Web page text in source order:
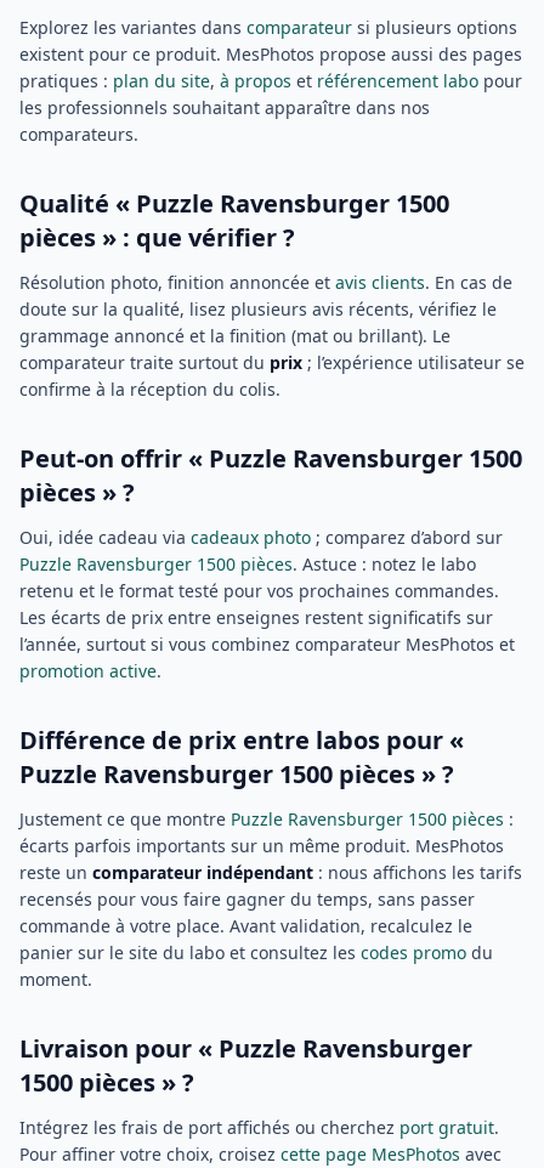
Explorez les variantes dans comparateur si plusieurs options
existent pour ce produit. MesPhotos propose aussi des pages
pratiques : plan du site, à propos et référencement labo pour
les professionnels souhaitant apparaître dans nos
comparateurs.
Qualité « Puzzle Ravensburger 1500
pièces » : que vérifier ?
Résolution photo, finition annoncée et avis clients. En cas de
doute sur la qualité, lisez plusieurs avis récents, vérifiez le
grammage annoncé et la finition (mat ou brillant). Le
comparateur traite surtout du prix ; l’expérience utilisateur se
confirme à la réception du colis.
Peut-on offrir « Puzzle Ravensburger 1500
pièces » ?
Oui, idée cadeau via cadeaux photo ; comparez d’abord sur
Puzzle Ravensburger 1500 pièces. Astuce : notez le labo
retenu et le format testé pour vos prochaines commandes.
Les écarts de prix entre enseignes restent significatifs sur
l’année, surtout si vous combinez comparateur MesPhotos et
promotion active.
Différence de prix entre labos pour «
Puzzle Ravensburger 1500 pièces » ?
Justement ce que montre Puzzle Ravensburger 1500 pièces :
écarts parfois importants sur un même produit. MesPhotos
reste un comparateur indépendant : nous affichons les tarifs
recensés pour vous faire gagner du temps, sans passer
commande à votre place. Avant validation, recalculez le
panier sur le site du labo et consultez les codes promo du
moment.
Livraison pour « Puzzle Ravensburger
1500 pièces » ?
Intégrez les frais de port affichés ou cherchez port gratuit.
Pour affiner votre choix, croisez cette page MesPhotos avec